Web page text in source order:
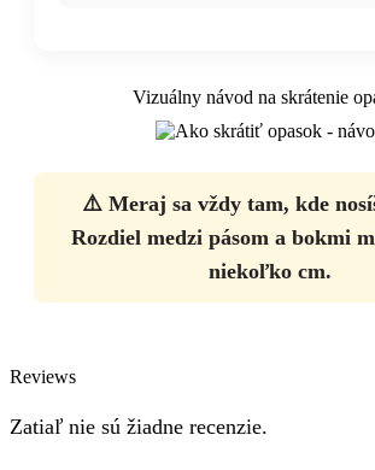
Vizuálny návod na skrátenie
⚠️ Meraj sa vždy tam, kde
Rozdiel medzi pásom a bokmi
niekoľko cm.
Reviews
Zatiaľ nie sú žiadne recenzie.